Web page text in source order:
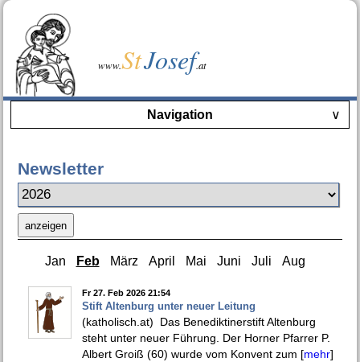
www.StJosef.at
Navigation ∨
Newsletter
anzeigen
Jan Feb März April Mai Juni Juli Aug
Fr 27. Feb 2026 21:54
Stift Altenburg unter neuer Leitung
(katholisch.at) Das Benediktinerstift Altenburg
steht unter neuer Führung. Der Horner Pfarrer P.
Albert Groiß (60) wurde vom Konvent zum [mehr]